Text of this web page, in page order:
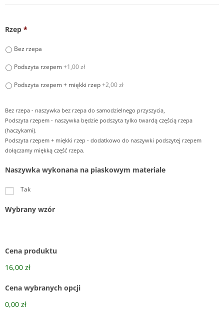
Rzep *
Bez rzepa
Podszyta rzepem+1,00 zł
Podszyta rzepem + miękki rzep+2,00 zł
Bez rzepa - naszywka bez rzepa do samodzielnego przyszycia,
Podszyta rzepem - naszywka będzie podszyta tylko twardą częścią rzepa
(haczykami).
Podszyta rzepem + miękki rzep - dodatkowo do naszywki podszytej rzepem
dołączamy miękką część rzepa.
Naszywka wykonana na piaskowym materiale
Tak
Wybrany wzór
Cena produktu
16,00 zł
Cena wybranych opcji
0,00 zł